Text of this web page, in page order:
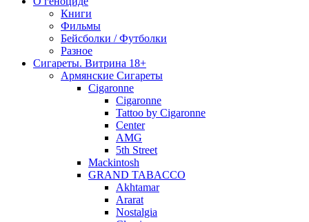
Книги
Фильмы
Бейсболки / Футболки
Разное
Сигареты. Витрина 18+
Армянские Сигареты
Cigaronne
Cigaronne
Tattoo by Cigaronne
Center
AMG
5th Street
Mackintosh
GRAND TABACCO
Akhtamar
Ararat
Nostalgia